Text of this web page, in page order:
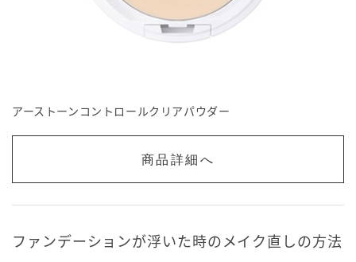
アーストーンコントロールクリアパウダー
商品詳細へ
ファンデーションが浮いた時のメイク直しの方法